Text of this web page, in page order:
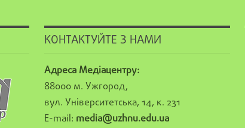
КОНТАКТУЙТЕ З НАМИ
Адреса Медіацентру:
88000 м. Ужгород,
вул. Університетська, 14, к. 231
E-mail: media@uzhnu.edu.ua